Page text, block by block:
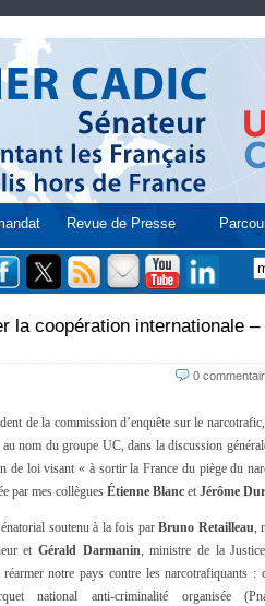
Revue de Presse
la coopération internationale –
0
de la commission d’enquête sur le
nom du groupe UC, dans la discussion
de loi visant « à sortir la France du piège du
par mes collègues Étienne Blanc et Jérôme
soutenu à la fois par Bruno Retailleau,
et Gérald Darmanin, ministre de la
notre pays contre les narcotrafiquants :
national anti-criminalité organisée